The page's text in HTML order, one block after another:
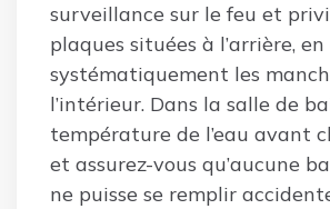
surveillance sur le feu et
plaques situées à l’arrière,
systématiquement les
l’intérieur. Dans la salle de
température de l’eau avant
et assurez-vous qu’aucune
ne puisse se remplir